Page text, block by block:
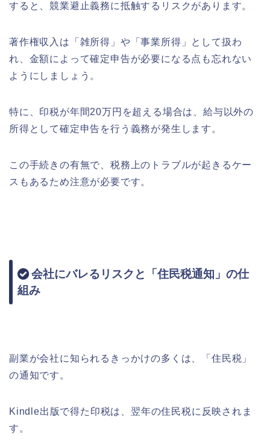
すると、競業避止義務に抵触するリスクがあります。
著作権収入は「雑所得」や「事業所得」として扱わ
れ、金額によって確定申告が必要になる点も忘れない
ようにしましょう。
特に、印税が年間20万円を超える場合は、給与以外の
所得として確定申告を行う義務が発生します。
この手続きの有無で、税務上のトラブルが起きるケー
スもあるため注意が必要です。
会社にバレるリスクと「住民税通知」の仕
組み
副業が会社に知られるきっかけの多くは、「住民税」
の通知です。
Kindle出版で得た印税は、翌年の住民税に反映されま
す。